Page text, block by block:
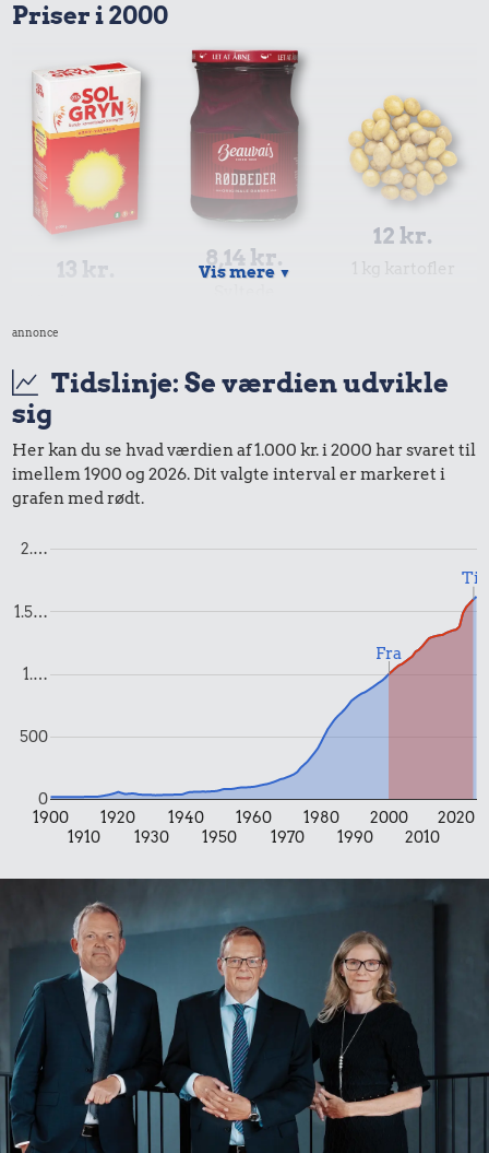
Priser i 2000
13 kr. 8,14 kr.
12 kr.
1 kg kartofler
7,83 kr.
2 kg mel
9,08 kr.
1 liter mælk
19 kr.
Is
18 kr.
Vis mere ▼
annonce
Tidslinje: Se værdien udvikle
sig
Her kan du se hvad værdien af 1.000 kr. i 2000 har svaret til
imellem 1900 og 2026. Dit valgte interval er markeret i
grafen med rødt.
1900
1910
1920
1930
1940
1950
1960
1970
1980
1990
2000
2010
2020
0
500
1.…
1.5…
2.…
Fra
Til